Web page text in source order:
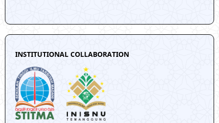
INSTITUTIONAL COLLABORATION